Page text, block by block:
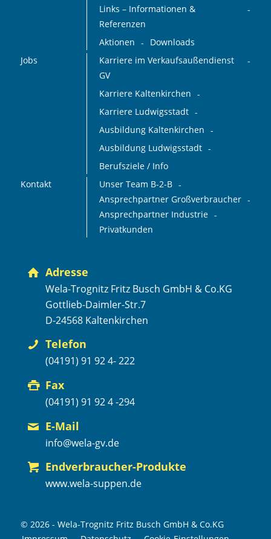
Links – Informationen &
Referenzen
Aktionen
Downloads
Jobs
Karriere im Verkaufsaußendienst
GV
Karriere Kaltenkirchen
Karriere Ludwigsstadt
Ausbildung Kaltenkirchen
Ausbildung Ludwigsstadt
Berufsziele / Info
Kontakt
Unser Team B-2-B
Ansprechpartner Großverbraucher
Ansprechpartner Industrie
Privatkunden
Adresse
Wela-Trognitz Fritz Busch GmbH & Co.KG
Gottlieb-Daimler-Str.7
D-24568 Kaltenkirchen
Telefon
(04191) 91 92 4- 222
Fax
(04191) 91 92 4 -294
E-Mail
info@wela-gv.de
Endverbraucher-Produkte
www.wela-suppen.de
© 2026 - Wela-Trognitz Fritz Busch GmbH & Co.KG